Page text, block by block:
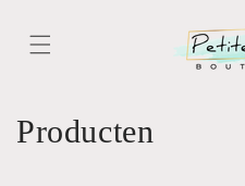
content
C
Producten